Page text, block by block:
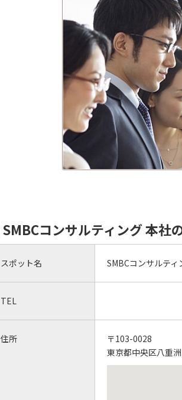
SMBCコンサルティング 本社
スポット名 SMBCコンサルティ
TEL
住所
〒103-0028
東京都中央区八重